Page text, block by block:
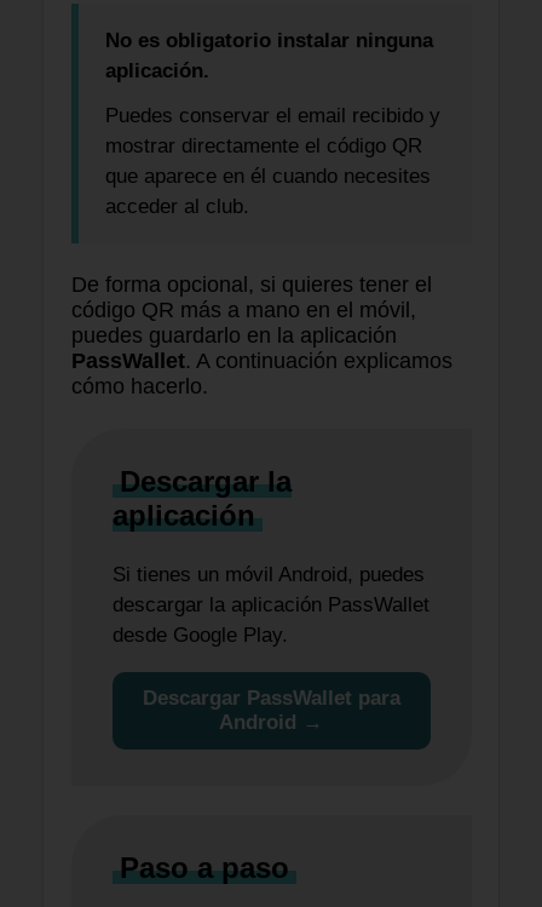
No es obligatorio instalar ninguna
aplicación.
Puedes conservar el email recibido y
mostrar directamente el código QR
que aparece en él cuando necesites
acceder al club.
De forma opcional, si quieres tener el
código QR más a mano en el móvil,
puedes guardarlo en la aplicación
PassWallet. A continuación explicamos
cómo hacerlo.
Descargar la
aplicación
Si tienes un móvil Android, puedes
descargar la aplicación PassWallet
desde Google Play.
Descargar PassWallet para
Android →
Paso a paso